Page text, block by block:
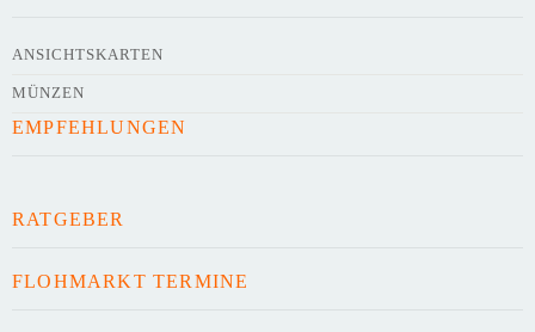
ANSICHTSKARTEN
MÜNZEN
EMPFEHLUNGEN
RATGEBER
FLOHMARKT TERMINE